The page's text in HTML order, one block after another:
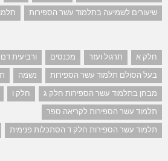
שיעורים לשמיעה בתלמוד עשר הספירות
חלק א תרגול ועזר מכנסים ורביעית דם
בעל הסולם תלמוד עשר הספירות
נשמה
מבחן בתלמוד עשר הספירות חלק ג
חלק ו
תלמוד עשר הספירות לקריאה ספר
תלמוד עשר הספירות חלק ד הסתכלות פנימית